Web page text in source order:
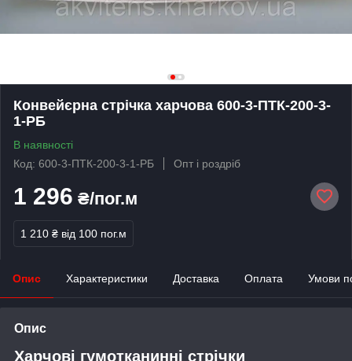
Конвейєрна стрічка харчова 600-3-ПТК-200-3-
1-РБ
В наявності
Код: 600-3-ПТК-200-3-1-РБ
Опт і роздріб
1 296 ₴/пог.м
1 210 ₴ від 100 пог.м
Опис Характеристики Доставка Оплата Умови
Опис
Харчові гумотканинні стрічки